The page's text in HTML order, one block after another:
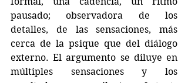
pausado; observadora de los
detalles, de las sensaciones, más
cerca de la psique que del diálogo
externo. El argumento se diluye en
múltiples sensaciones y los